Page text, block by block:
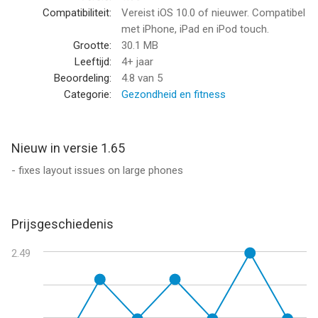
Horoscoop HD Pro van smalltech sarl is een app voor iPhone,
iPad en iPod touch met iOS versie 10.0 of hoger, geschikt
bevonden voor gebruikers met leeftijden vanaf
Compatibiliteit:
Vereist iOS 10.0 of nieuwer. Compatibel
met iPhone, iPad en iPod touch.
Grootte:
30.1 MB
Leeftijd:
4+ jaar
Beoordeling:
4.8 van 5
Categorie:
Gezondheid en fitness
Nieuw in versie 1.65
- fixes layout issues on large phones
Prijsgeschiedenis
2.49